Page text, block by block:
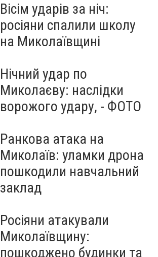
Вісім ударів за ніч:
росіяни спалили школу
на Миколаївщині
Нічний удар по
Миколаєву: наслідки
ворожого удару, - ФОТО
Ранкова атака на
Миколаїв: уламки дрона
пошкодили навчальний
заклад
Росіяни атакували
Миколаївщину:
пошкоджено будинки та